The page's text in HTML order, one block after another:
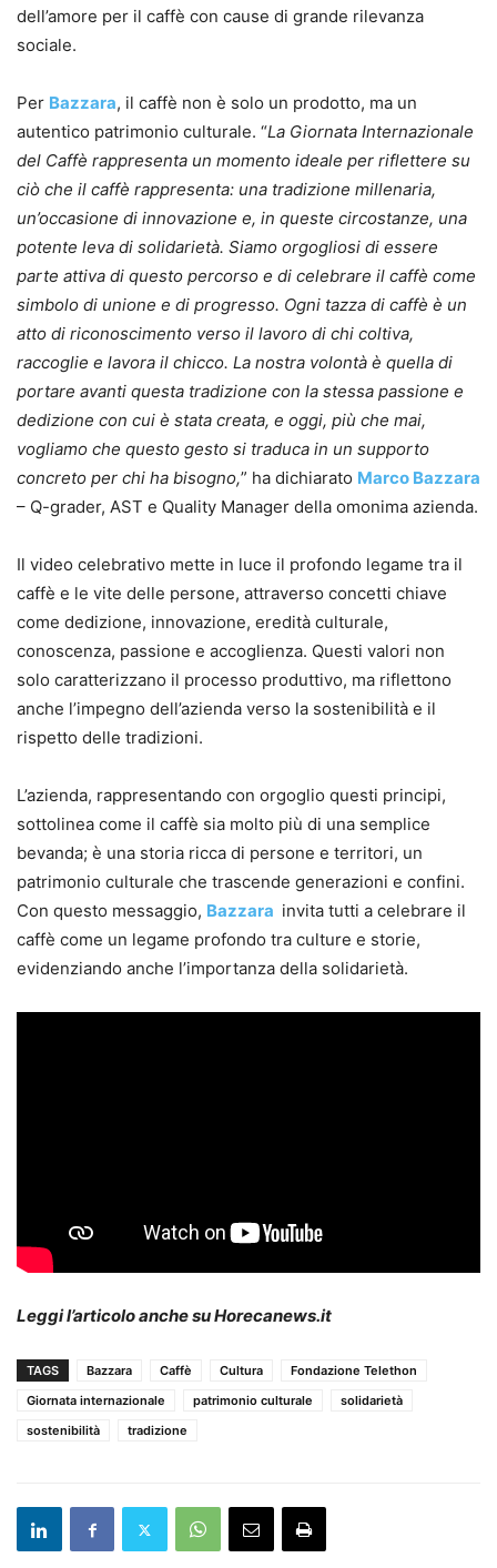
dell’amore per il caffè con cause di grande rilevanza
sociale.
Per Bazzara, il caffè non è solo un prodotto, ma un
autentico patrimonio culturale. “La Giornata Internazionale
del Caffè rappresenta un momento ideale per riflettere su
ciò che il caffè rappresenta: una tradizione millenaria,
un’occasione di innovazione e, in queste circostanze, una
potente leva di solidarietà. Siamo orgogliosi di essere
parte attiva di questo percorso e di celebrare il caffè come
simbolo di unione e di progresso. Ogni tazza di caffè è un
atto di riconoscimento verso il lavoro di chi coltiva,
raccoglie e lavora il chicco. La nostra volontà è quella di
portare avanti questa tradizione con la stessa passione e
dedizione con cui è stata creata, e oggi, più che mai,
vogliamo che questo gesto si traduca in un supporto
concreto per chi ha bisogno,” ha dichiarato Marco Bazzara
– Q-grader, AST e Quality Manager della omonima azienda.
Il video celebrativo mette in luce il profondo legame tra il
caffè e le vite delle persone, attraverso concetti chiave
come dedizione, innovazione, eredità culturale,
conoscenza, passione e accoglienza. Questi valori non
solo caratterizzano il processo produttivo, ma riflettono
anche l’impegno dell’azienda verso la sostenibilità e il
rispetto delle tradizioni.
L’azienda, rappresentando con orgoglio questi principi,
sottolinea come il caffè sia molto più di una semplice
bevanda; è una storia ricca di persone e territori, un
patrimonio culturale che trascende generazioni e confini.
Con questo messaggio, Bazzara invita tutti a celebrare il
caffè come un legame profondo tra culture e storie,
evidenziando anche l’importanza della solidarietà.
Leggi l’articolo anche su Horecanews.it
TAGS Bazzara Caffè Cultura
Fondazione Telethon
Giornata internazionale
patrimonio culturale
solidarietà
sostenibilità
tradizione